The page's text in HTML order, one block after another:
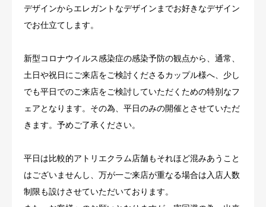
デザインからエレガントなデザインまでお好きなデザイン
でお仕立てします。
新型コロナウイルス感染症の感染予防の観点から、通常、
土日や祝日にご来店をご検討くださるカップル様へ、少し
でも平日でのご来店をご検討していただくための特別なフ
ェアとなります。その為、平日のみの開催とさせていただ
きます。予めご了承ください。
平日は比較的アトリエクラム店舗もそれほど混みあうこと
はございませんし、万が一ご来店が重なる場合は入店人数
制限も設けさせていただいております。